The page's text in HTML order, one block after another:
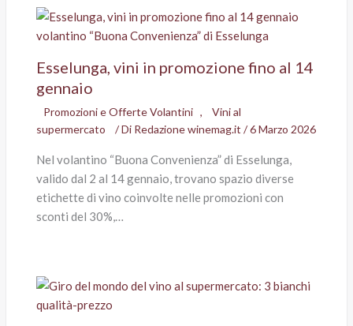
Esselunga, vini in promozione fino al 14
gennaio
Promozioni e Offerte Volantini ,
Vini al
supermercato
/ Di Redazione winemag.it /6 Marzo 2026
Nel volantino “Buona Convenienza” di Esselunga,
valido dal 2 al 14 gennaio, trovano spazio diverse
etichette di vino coinvolte nelle promozioni con
sconti del 30%,…